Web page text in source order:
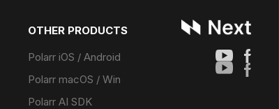
OTHER PRODUCTS
Polarr iOS / Android
Polarr macOS / Win
Polarr AI SDK